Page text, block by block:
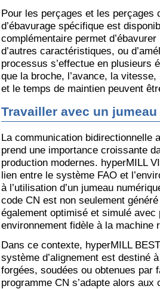
Pour les perçages et les perçages
d’ébavurage spécifique est
complémentaire permet
d’autres caractéristiques, ou
processus s’effectue en plusieurs
que la broche, l’avance, la
et le temps de maintien peuvent
Travailler avec un
La communication bidirectionnelle
prend une importance croissante
production modernes. hyperMILL
lien entre le système FAO et
à l’utilisation d’un jumeau
code CN est non seulement
également optimisé et simulé avec
environnement fidèle à la machine
Dans ce contexte, hyperMILL
système d’alignement est destiné
forgées, soudées ou obtenues par
programme CN s’adapte alors